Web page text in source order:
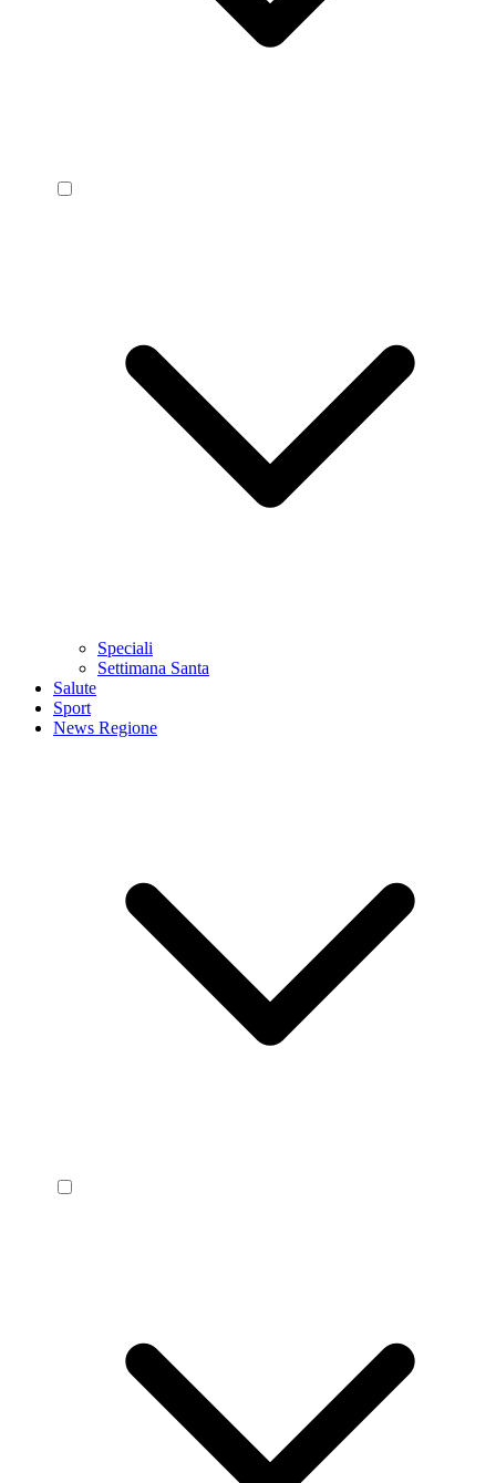
Speciali
Settimana Santa
Salute
Sport
News Regione